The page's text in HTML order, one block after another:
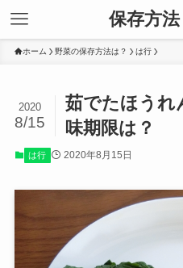
保存方
ホーム 野菜の保存方法は？ は行
茹でたほうれ
味期限は？
2020
8/15
は行 2020年8月15日